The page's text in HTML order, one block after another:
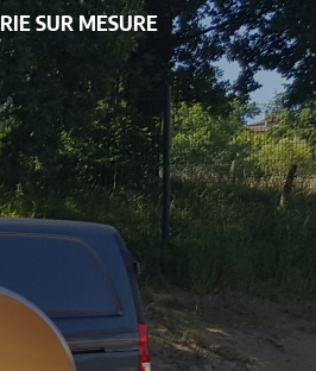
SUR MESURE